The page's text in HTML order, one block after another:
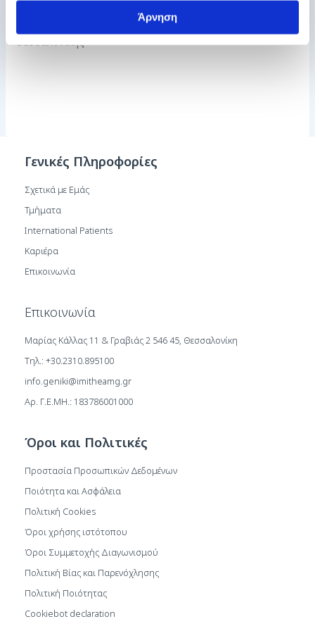
Άρνηση
Επιστημονικά Υπεύθυνος ΩΡΛ Τμήματος Γενικής Κλινικής
Γενικές Πληροφορίες
Σχετικά με Εμάς
Τμήματα
International Patients
Καριέρα
Επικοινωνία
Επικοινωνία
Μαρίας Κάλλας 11 & Γραβιάς 2 546 45, Θεσσαλονίκη
Τηλ.: +30.2310.895100
info.geniki@imitheamg.gr
Αρ. Γ.Ε.ΜΗ.: 183786001000
Όροι και Πολιτικές
Προστασία Προσωπικών Δεδομένων
Ποιότητα και Ασφάλεια
Πολιτική Cookies
Όροι χρήσης ιστότοπου
Όροι Συμμετοχής Διαγωνισμού
Πολιτική Βίας και Παρενόχλησης
Πολιτική Ποιότητας
Cookiebot declaration